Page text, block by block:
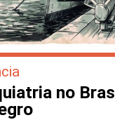
no